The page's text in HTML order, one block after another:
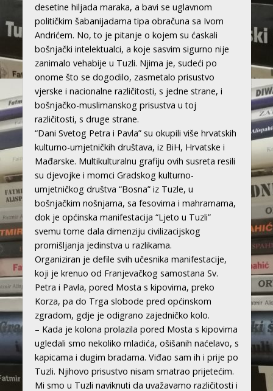
desetine hiljada maraka, a bavi se uglavnom
političkim šabanijadama tipa obračuna sa Ivom
Andrićem. No, to je pitanje o kojem su ćaskali
bošnjački intelektualci, a koje sasvim sigurno nije
zanimalo vehabije u Tuzli. Njima je, sudeći po
onome što se dogodilo, zasmetalo prisustvo
vjerske i nacionalne različitosti, s jedne strane, i
bošnjačko-muslimanskog prisustva u toj
različitosti, s druge strane.
“Dani Svetog Petra i Pavla” su okupili više hrvatskih
kulturno-umjetničkih društava, iz BiH, Hrvatske i
Mađarske. Multikulturalnu grafiju ovih susreta resili
su djevojke i momci Gradskog kulturno-
umjetničkog društva “Bosna” iz Tuzle, u
bošnjačkim nošnjama, sa fesovima i mahramama,
dok je općinska manifestacija “Ljeto u Tuzli”
svemu tome dala dimenziju civilizacijskog
promišljanja jedinstva u razlikama.
Organiziran je defile svih učesnika manifestacije,
koji je krenuo od Franjevačkog samostana Sv.
Petra i Pavla, pored Mosta s kipovima, preko
Korza, pa do Trga slobode pred općinskom
zgradom, gdje je odigrano zajedničko kolo.
– Kada je kolona prolazila pored Mosta s kipovima
ugledali smo nekoliko mladića, ošišanih naćelavo, s
kapicama i dugim bradama. Viđao sam ih i prije po
Tuzli. Njihovo prisustvo nisam smatrao prijetećim.
Mi smo u Tuzli naviknuti da uvažavamo različitosti i